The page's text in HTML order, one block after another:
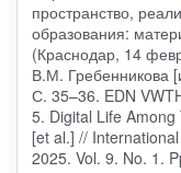
пространство,
образования:
(Краснодар, 14
В.М. Гребенникова
С. 35–36. EDN
5. Digital Life
[et al.] //
2025. Vol. 9. No. 1.